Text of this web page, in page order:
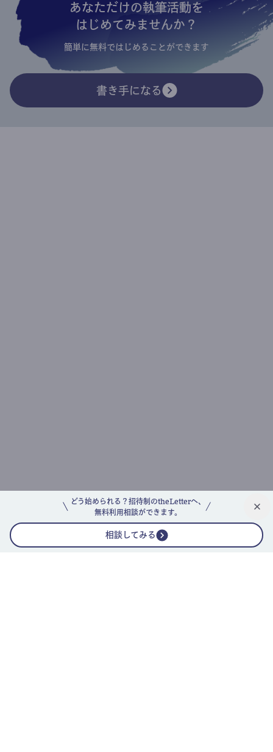
どう始められる？招待制のtheLetterへ、
無料利用相談ができます。
相談してみる
あなただけの執筆活動を
はじめてみませんか？
簡単に無料ではじめることができます
書き手になる